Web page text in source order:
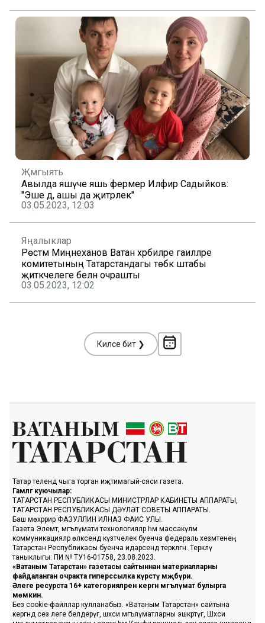
Җәмгыять
Авылда яшәүче яшь фермер Илфир Садыйков:
"Эше дә, ашы да җитәрлек"
03.05.2023, 12:03
Яңалыклар
Рөстәм Миңнеханов Ватан хәрбиләре гаиләләре
комитетының Татарстандагы төбәк штабы
җитәкчелеге белән очрашты
03.05.2023, 12:02
Киләсе бит ❯
Татар телендә чыга торган иҗтимагый-сәяси газета.
Гамәлгә куючылар:
ТАТАРСТАН РЕСПУБЛИКАСЫ МИНИСТРЛАР КАБИНЕТЫ АППАРАТЫ,
ТАТАРСТАН РЕСПУБЛИКАСЫ ДӘҮЛӘТ СОВЕТЫ АППАРАТЫ.
Баш мөхәррир ФАЗУЛЛИН ИЛНАЗ ФАИС УЛЫ.
Газета Элемтә, мәгълүмати технологияләр һәм массакүләм
коммуникацияләр өлкәсендә күзәтчелек буенча федераль хезмәтенең
Татарстан Республикасы буенча идарәсендә теркәлгән. Теркәлү
таныклыгы: ПИ № ТУ16-01758, 23.08.2023.
«Ватаным Татарстан» газетасы сайтыннан материалларны
файдаланган очракта гиперссылка күрсәтү мәҗбүри.
Әлеге ресурста 16+ категорияләренә кергән мәгълүмат булырга
мөмкин.
Без cookie-файллар кулланабыз. «Ватаным Татарстан» сайтына
кергәндә сез әлеге белдерүгә, шәхси мәгълүматларны эшкәртүгә, Шәхси